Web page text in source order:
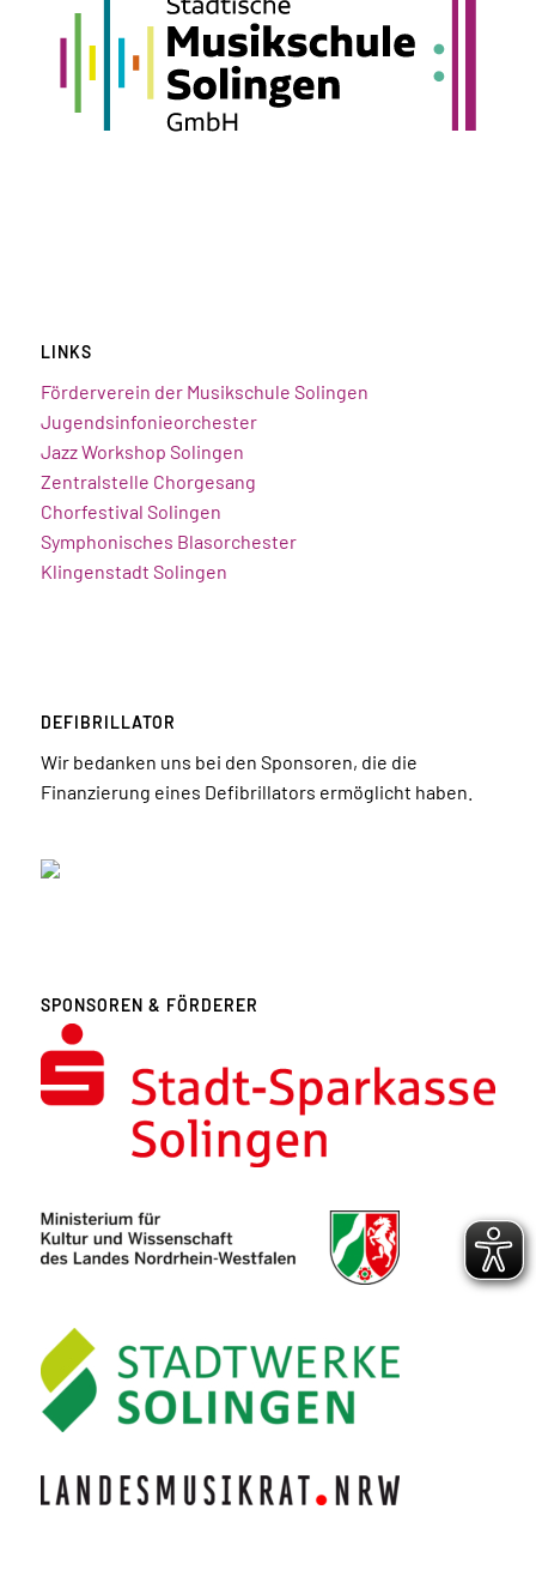
LINKS
Förderverein der Musikschule Solingen
Jugendsinfonieorchester
Jazz Workshop Solingen
Zentralstelle Chorgesang
Chorfestival Solingen
Symphonisches Blasorchester
Klingenstadt Solingen
DEFIBRILLATOR
Wir bedanken uns bei den Sponsoren, die die
Finanzierung eines Defibrillators ermöglicht haben.
SPONSOREN & FÖRDERER